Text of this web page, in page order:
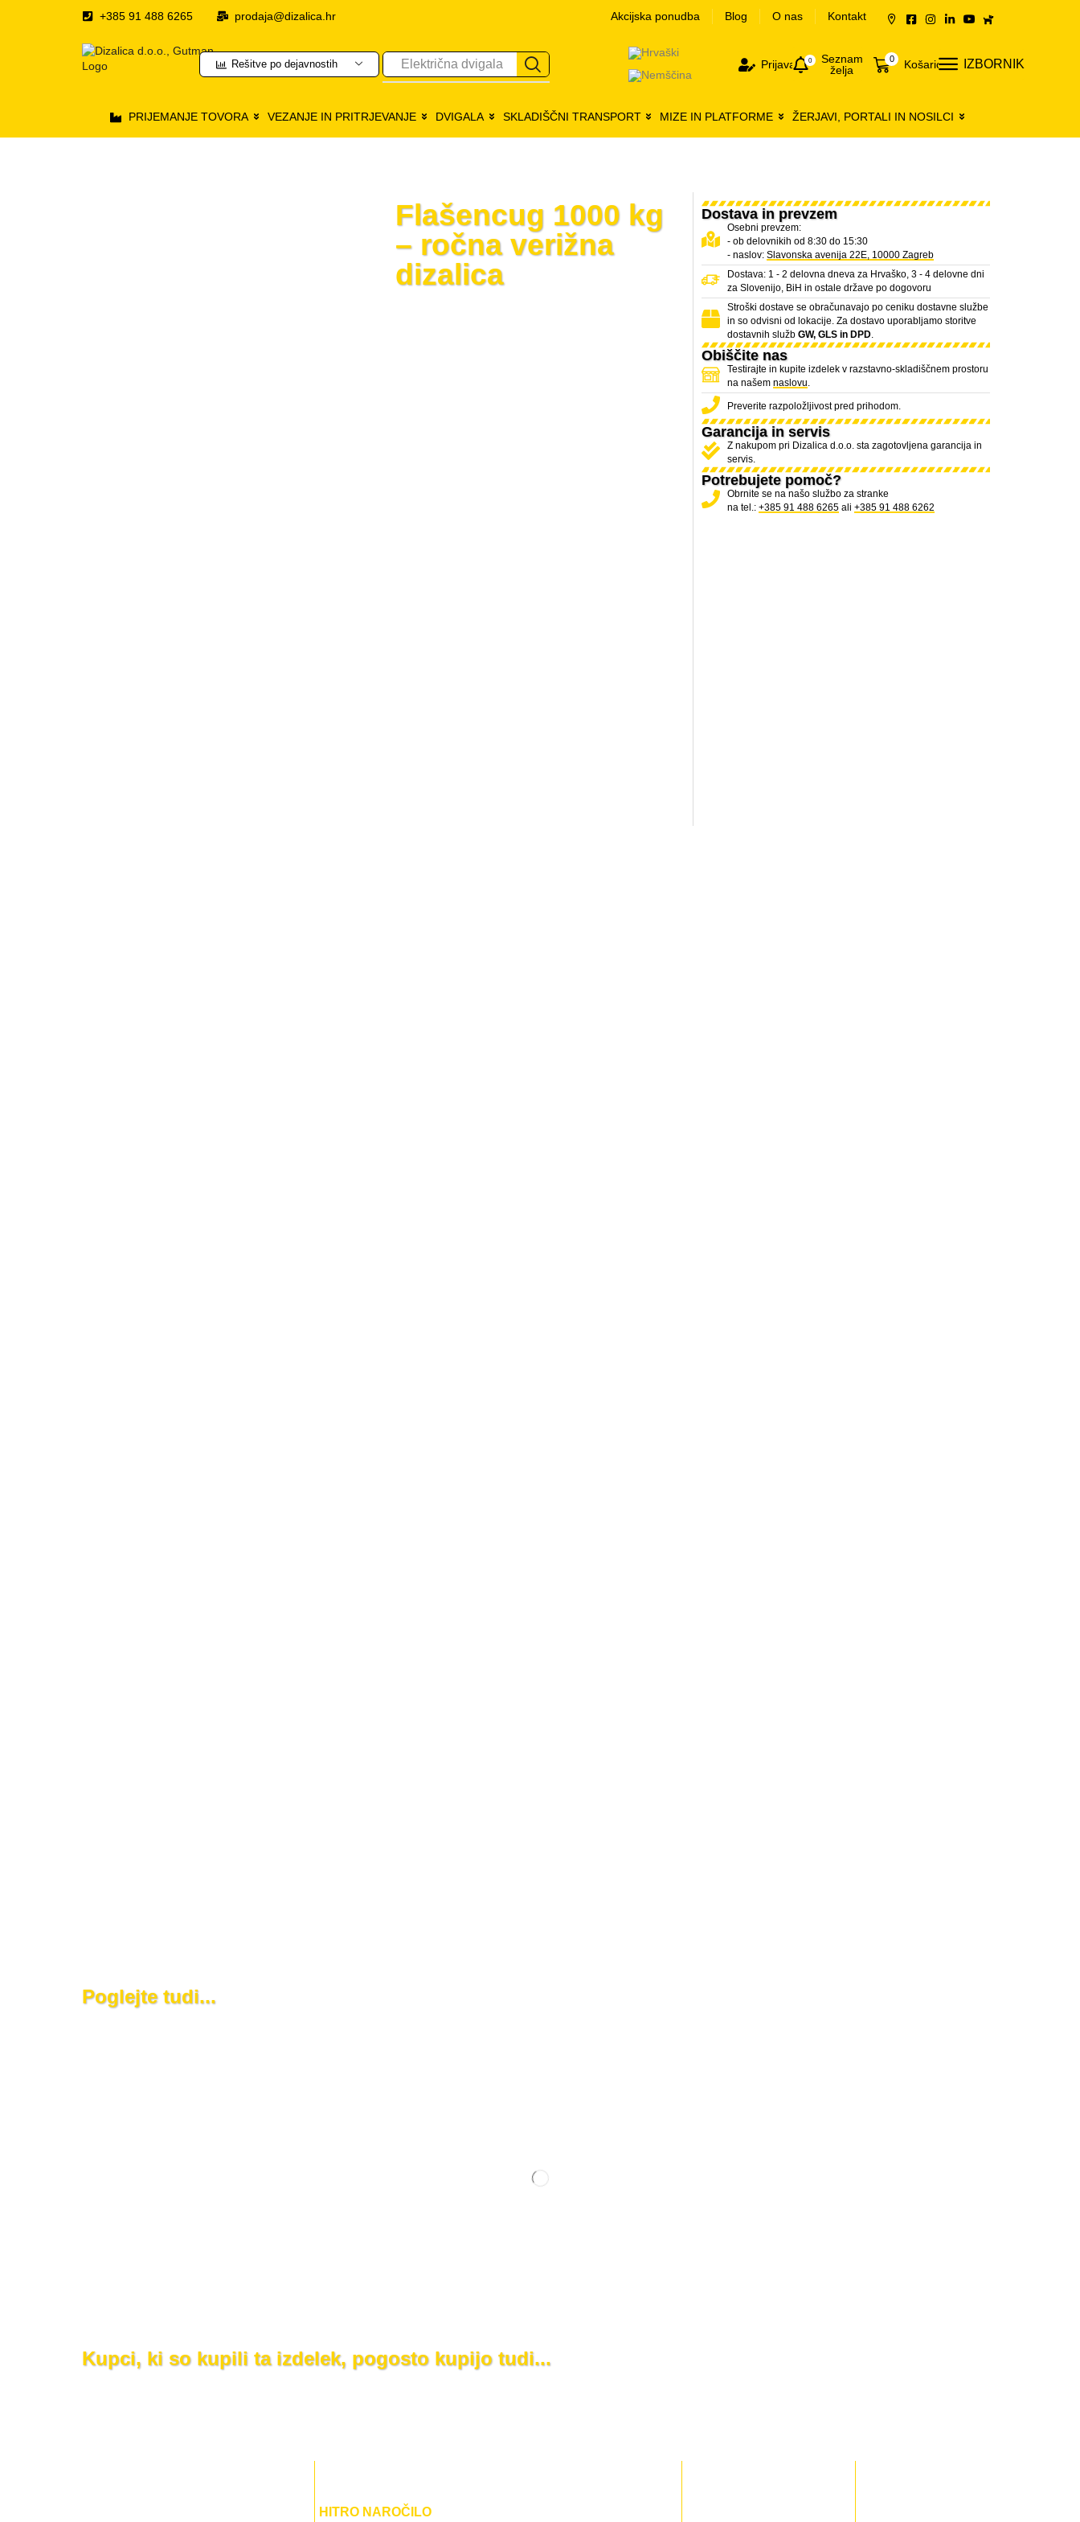
+385 91 488 6265 prodaja@dizalica.hr Akcijska ponudba Blog O nas Kontakt
Rešitve po dejavnostih Električna dvigala Prijava 0
Seznam
želja
0 Košarica IZBORNIK
PRIJEMANJE TOVORA VEZANJE IN PRITRJEVANJE DVIGALA SKLADIŠČNI TRANSPORT MIZE IN PLATFORME ŽERJAVI, PORTALI IN NOSILCI
Flašencug 1000 kg
– ročna verižna
dizalica
Dostava in prevzem
Osebni prevzem:
- ob delovnikih od 8:30 do 15:30
- naslov: Slavonska avenija 22E, 10000 Zagreb
Dostava: 1 - 2 delovna dneva za Hrvaško, 3 - 4 delovne dni
za Slovenijo, BiH in ostale države po dogovoru
Stroški dostave se obračunavajo po ceniku dostavne službe
in so odvisni od lokacije. Za dostavo uporabljamo storitve
dostavnih služb GW, GLS in DPD.
Obiščite nas
Testirajte in kupite izdelek v razstavno-skladiščnem prostoru
na našem naslovu
Preverite razpoložljivost pred prihodom.
Garancija in servis
Z nakupom pri Dizalica d.o.o. sta zagotovljena garancija in
servis.
Potrebujete pomoč?
Obrnite se na našo službo za stranke
na tel.: +385 91 488 6265ali +385 91 488 6262
Poglejte tudi...
Kupci, ki so kupili ta izdelek, pogosto kupijo tudi...
HITRO NAROČILO